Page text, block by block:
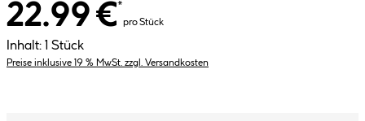
22.99 €*
pro Stück
Inhalt: 1 Stück
Preise inklusive 19 % MwSt. zzgl. Versandkosten